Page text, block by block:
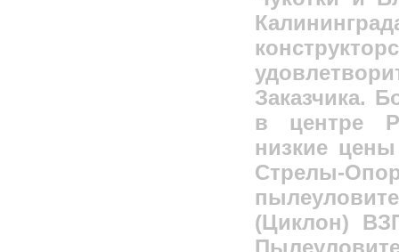
Заказчика.
в центре
низкие
Стрелы-
(Циклон)